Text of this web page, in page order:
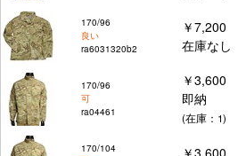
170/96
良い
ra6031320b2
￥7,200
在庫なし
170/96
可
ra04461
￥3,600
即納
(在庫：1)
170/104
￥3,600